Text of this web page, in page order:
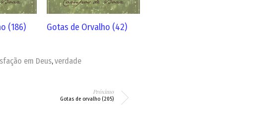
(186) Gotas de Orvalho (42)
em Deus, verdade
Próximo
Gotas de orvalho (205)